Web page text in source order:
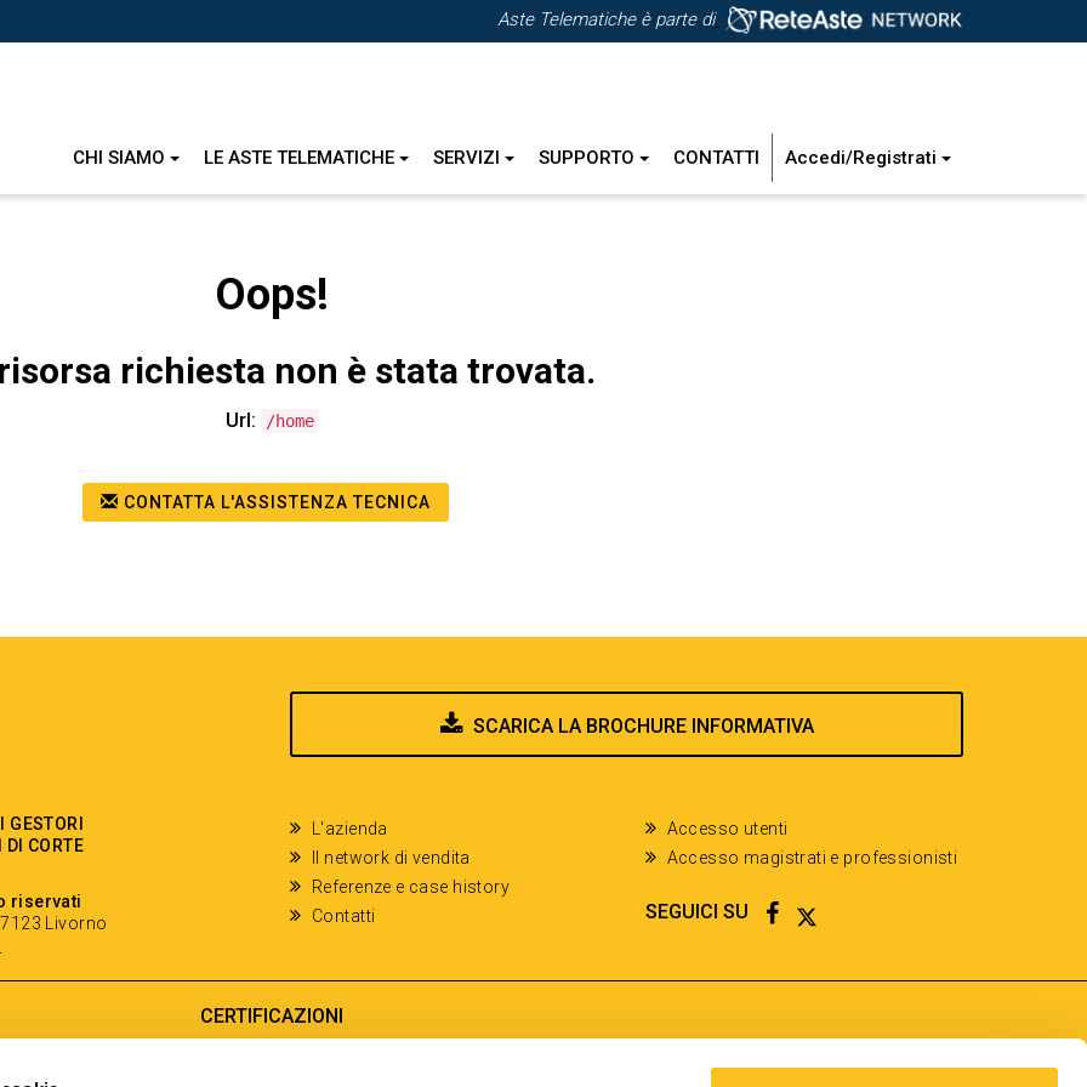
Aste Telematiche è parte di
CHI SIAMO LE ASTE TELEMATICHE SERVIZI SUPPORTO CONTATTI Accedi/Registrati
Oops!
richiesta non è stata trovata.
Url: /home
CONTATTA L'ASSISTENZA TECNICA
SCARICA LA BROCHURE INFORMATIVA
DI CORTE
riservati
Livorno
L'azienda
Il network di vendita
Referenze e case history
Contatti
Accesso utenti
Accesso magistrati e professionisti
SEGUICI SU FACEBOOK
TWITTER
CERTIFICAZIONI